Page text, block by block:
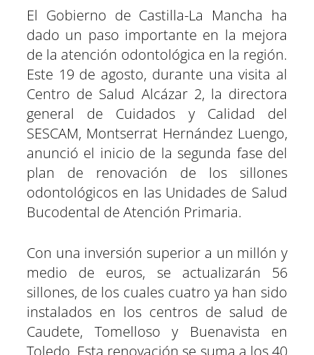
p
a
r
t
i
r
n
w
i
t
t
e
p
a
r
t
i
r
e
n
e
b
o
o
k
p
a
r
t
i
r
e
n
t
s
A
p
p
p
a
r
t
i
r
e
n
e
g
r
a
m
p
a
r
t
i
r
e
n
t
e
r
e
s
p
a
r
t
i
r
n
k
e
d
I
n
El Gobierno de Castilla-La Mancha ha
dado un paso importante en la mejora
de la atención odontológica en la región.
Este 19 de agosto, durante una visita al
Centro de Salud Alcázar 2, la directora
general de Cuidados y Calidad del
SESCAM, Montserrat Hernández Luengo,
anunció el inicio de la segunda fase del
plan de renovación de los sillones
odontológicos en las Unidades de Salud
Bucodental de Atención Primaria.
Con una inversión superior a un millón y
medio de euros, se actualizarán 56
sillones, de los cuales cuatro ya han sido
instalados en los centros de salud de
Caudete, Tomelloso y Buenavista en